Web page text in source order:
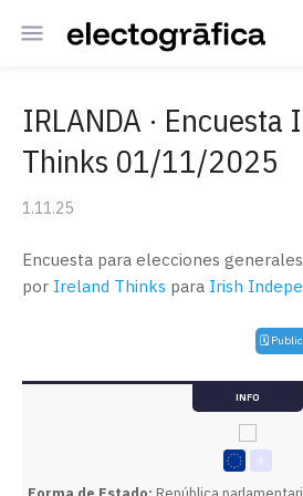
IRLANDA · Encuesta
Thinks 01/11/2025
1.11.25
Encuesta para elecciones
por Ireland Thinks para Irish
🗓️
INFO